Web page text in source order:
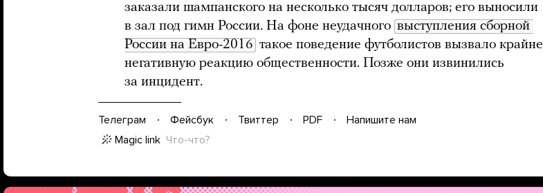
заказали шампанского на несколько тысяч долларов; его выносили
в зал под гимн России. На фоне неудачного выступления сборной
России на Евро-2016 такое поведение футболистов вызвало крайне
негативную реакцию общественности. Позже они извинились
за инцидент.
Телеграм Фейсбук Твиттер PDF
Напишите нам
Magic link Что-что?